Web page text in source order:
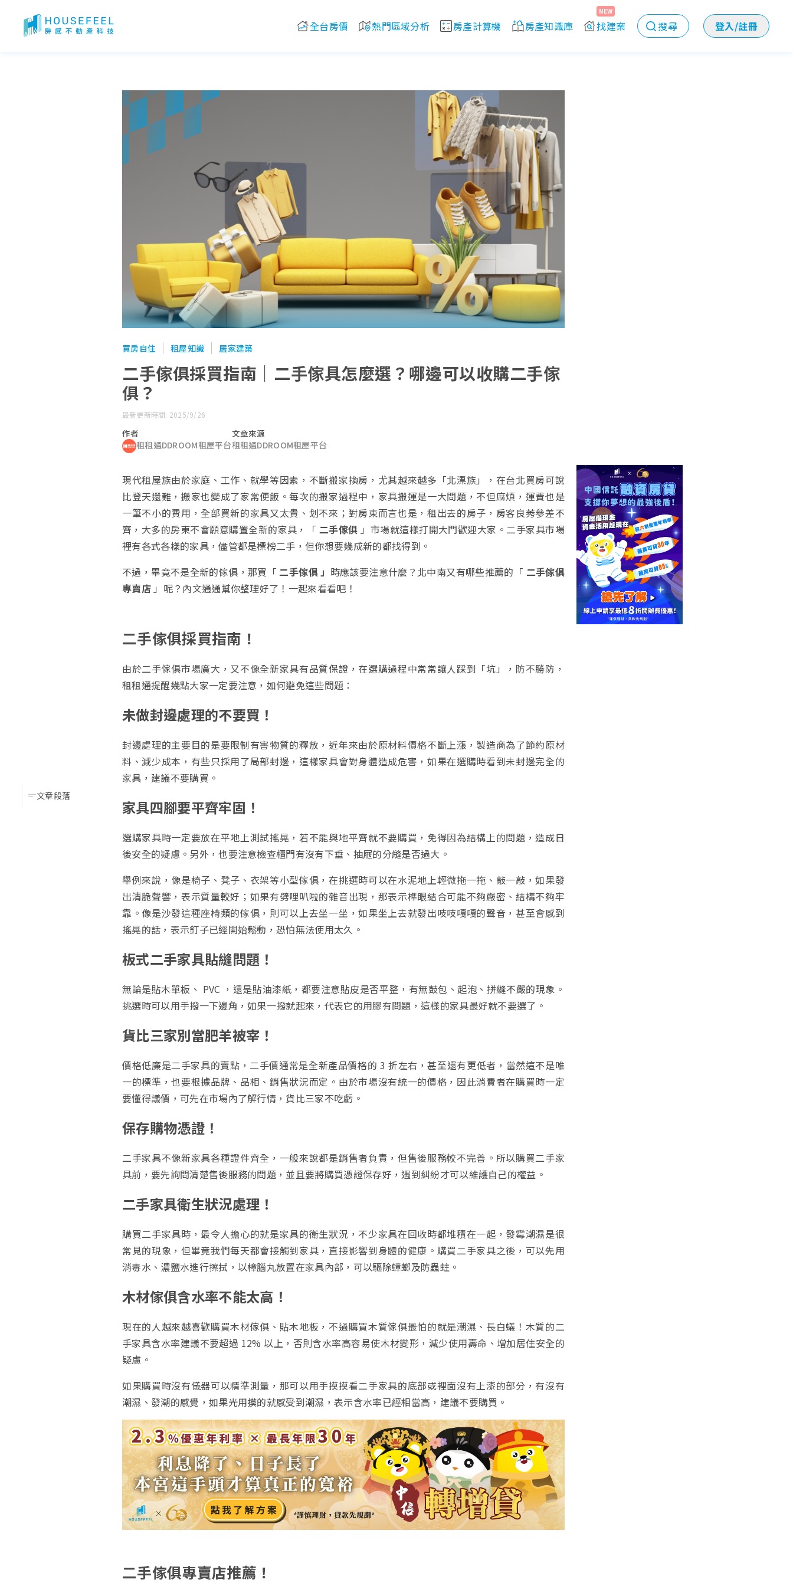
全台房價 熱門區域分析 房產計算機 房產知識庫 找建案
NEW
搜尋 登入/註冊
買房自住 租屋知識 居家建築
二手傢俱採買指南｜二手傢具怎麼選？哪邊可以收購二手傢
俱？
最新更新時間: 2025/9/26
作者
租租通DDROOM租屋平台
文章來源
租租通DDROOM租屋平台
文章段落
現代租屋族由於家庭、工作、就學等因素，不斷搬家換房，尤其越來越多「北漂族」，在台北買房可說
比登天還難，搬家也變成了家常便飯。每次的搬家過程中，家具搬運是一大問題，不但麻煩，運費也是
一筆不小的費用，全部買新的家具又太貴、划不來；對房東而言也是，租出去的房子，房客良莠參差不
齊，大多的房東不會願意購置全新的家具，「 二手傢俱 」市場就這樣打開大門歡迎大家。二手家具市場
裡有各式各樣的家具，儘管都是標榜二手，但你想要幾成新的都找得到。
不過，畢竟不是全新的傢俱，那買「二手傢俱 」 時應該要注意什麼？北中南又有哪些推薦的「 二手傢俱
專賣店」呢？內文通通幫你整理好了！一起來看看吧！
二手傢俱採買指南！
由於二手傢俱市場廣大，又不像全新家具有品質保證，在選購過程中常常讓人踩到「坑」，防不勝防，
租租通提醒幾點大家一定要注意，如何避免這些問題：
未做封邊處理的不要買！
封邊處理的主要目的是要限制有害物質的釋放，近年來由於原材料價格不斷上漲，製造商為了節約原材
料、減少成本，有些只採用了局部封邊，這樣家具會對身體造成危害，如果在選購時看到未封邊完全的
家具，建議不要購買。
家具四腳要平齊牢固！
選購家具時一定要放在平地上測試搖晃，若不能與地平齊就不要購買，免得因為結構上的問題，造成日
後安全的疑慮。另外，也要注意檢查櫃門有沒有下垂、抽屜的分縫是否過大。
舉例來說，像是椅子、凳子、衣架等小型傢俱，在挑選時可以在水泥地上輕微拖一拖、敲一敲，如果發
出清脆聲響，表示質量較好；如果有劈哩叭啦的雜音出現，那表示榫眼結合可能不夠嚴密、結構不夠牢
靠。像是沙發這種座椅類的傢俱，則可以上去坐一坐，如果坐上去就發出吱吱嘎嘎的聲音，甚至會感到
搖晃的話，表示釘子已經開始鬆動，恐怕無法使用太久。
板式二手家具貼縫問題！
無論是貼木單板、 PVC ，還是貼油漆紙，都要注意貼皮是否平整，有無鼓包、起泡、拼縫不嚴的現象。
挑選時可以用手撥一下邊角，如果一撥就起來，代表它的用膠有問題，這樣的家具最好就不要選了。
貨比三家別當肥羊被宰！
價格低廉是二手家具的賣點，二手價通常是全新產品價格的 3 折左右，甚至還有更低者，當然這不是唯
一的標準，也要根據品牌、品相、銷售狀況而定。由於市場沒有統一的價格，因此消費者在購買時一定
要懂得議價，可先在市場內了解行情，貨比三家不吃虧。
保存購物憑證！
二手家具不像新家具各種證件齊全，一般來說都是銷售者負責，但售後服務較不完善。所以購買二手家
具前，要先詢問清楚售後服務的問題，並且要將購買憑證保存好，遇到糾紛才可以維護自己的權益。
二手家具衛生狀況處理！
購買二手家具時，最令人擔心的就是家具的衛生狀況，不少家具在回收時都堆積在一起，發霉潮濕是很
常見的現象，但畢竟我們每天都會接觸到家具，直接影響到身體的健康。購買二手家具之後，可以先用
消毒水、濃鹽水進行擦拭，以樟腦丸放置在家具內部，可以驅除蟑螂及防蟲蛀。
木材傢俱含水率不能太高！
現在的人越來越喜歡購買木材傢俱、貼木地板，不過購買木質傢俱最怕的就是潮濕、長白蟻！木質的二
手家具含水率建議不要超過 12% 以上，否則含水率高容易使木材變形，減少使用壽命、增加居住安全的
疑慮。
如果購買時沒有儀器可以精準測量，那可以用手摸摸看二手家具的底部或裡面沒有上漆的部分，有沒有
潮濕、發潮的感覺，如果光用摸的就感受到潮濕，表示含水率已經相當高，建議不要購買。
二手傢俱專賣店推薦！